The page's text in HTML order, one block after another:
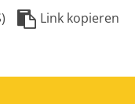
Link kopieren